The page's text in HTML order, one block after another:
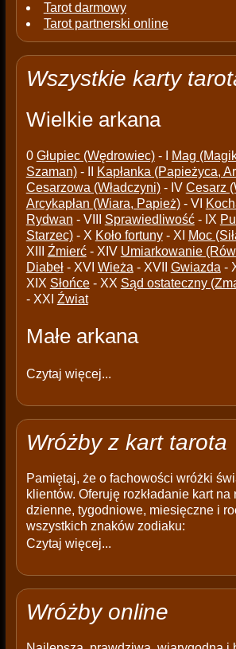
Tarot darmowy
Tarot partnerski online
Wszystkie karty
Wielkie arkana
0 Głupiec (Wędrowiec)- I
Mag
Szaman)- II Kapłanka (Papieżyca,
Cesarzowa (Władczyni)- IV Cesarz
Arcykapłan (Wiara, Papież)- VI
Rydwan - VIII Sprawiedliwość- IX
Starzec)- X Koło fortuny- XI Moc
XIII Źmierć- XIV Umiarkowanie
Diabeł- XVI Wieża - XVII Gwiazda -
XIX Słońce- XX Sąd ostateczny
- XXI Źwiat
Małe arkana
Czytaj więcej...
Wróżby z kart tarota
Pamiętaj, że o fachowości wróżki
klientów. Oferuję rozkładanie kart na
dzienne, tygodniowe, miesięczne i
wszystkich znaków zodiaku:
Czytaj więcej...
Wróżby online